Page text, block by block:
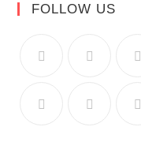
FOLLOW US